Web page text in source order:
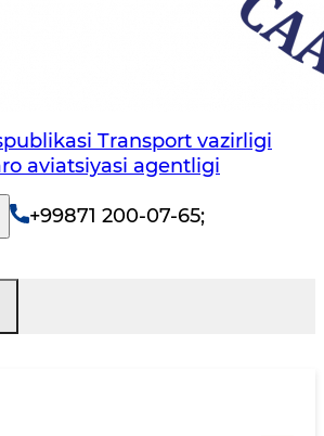
Transport vazirligi
aviatsiyasi agentligi
+99871 200-07-65;